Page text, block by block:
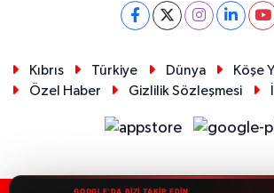
Kıbrıs Türkiye Dünya
Köşe
Özel Haber
Gizlilik Sözleşmesi
GOOGLE'DA BİZİ TAKİP EDİN